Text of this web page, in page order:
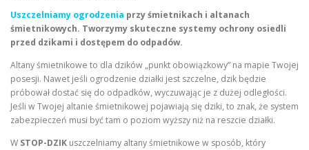
Uszczelniamy ogrodzenia przy śmietnikach i altanach
śmietnikowych. Tworzymy skuteczne systemy ochrony osiedli
przed dzikami i dostępem do odpadów.
Altany śmietnikowe to dla dzików „punkt obowiązkowy” na mapie Twojej
posesji. Nawet jeśli ogrodzenie działki jest szczelne, dzik będzie
próbował dostać się do odpadków, wyczuwając je z dużej odległości.
Jeśli w Twojej altanie śmietnikowej pojawiają się dziki, to znak, że system
zabezpieczeń musi być tam o poziom wyższy niż na reszcie działki.
W STOP-DZIK uszczelniamy altany śmietnikowe w sposób, który